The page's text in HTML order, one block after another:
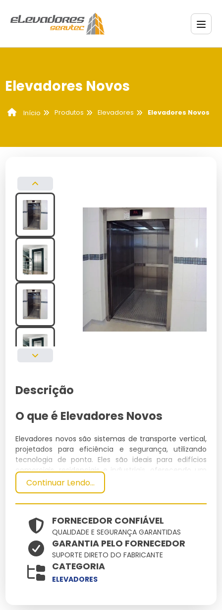
Elevadores Novos
Início Produtos Elevadores Elevadores Novos
Descrição
O que é Elevadores Novos
Elevadores novos são sistemas de transporte vertical,
projetados para eficiência e segurança, utilizando
tecnologia de ponta. Eles são ideais para edifícios
comerciais, residenciais e industriais, oferecendo um
transporte suave e confiável.
Especificações Técnicas
Dimensões
(cm)
Peso
(kg)
MaterialCapacidadePotência
120x150
1500 Aço Inox 1000 kg
Principais Características e
Continuar Lendo...
FORNECEDOR CONFIÁVEL
QUALIDADE E SEGURANÇA GARANTIDAS
GARANTIA PELO FORNECEDOR
SUPORTE DIRETO DO FABRICANTE
CATEGORIA
ELEVADORES